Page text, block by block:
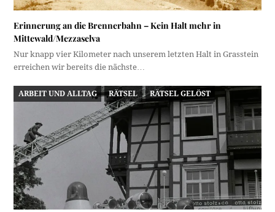
Erinnerung an die Brennerbahn – Kein Halt mehr in
Mittewald/Mezzaselva
Nur knapp vier Kilometer nach unserem letzten Halt in Grasstein
erreichen wir bereits die nächste…
ARBEIT UND ALLTAG RÄTSEL RÄTSEL GELÖST